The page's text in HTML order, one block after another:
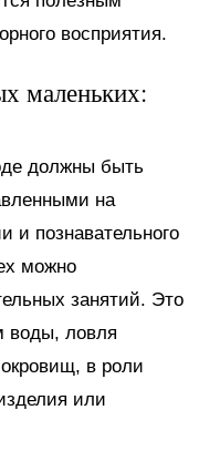
восприятия.
маленьких:
должны быть
на
и познавательного
можно
занятий. Это
воды, ловля
в роли
или